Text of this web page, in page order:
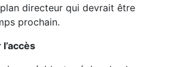
plan directeur qui devrait être
prochain.